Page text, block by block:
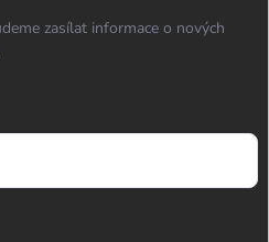
zasílat informace o nových